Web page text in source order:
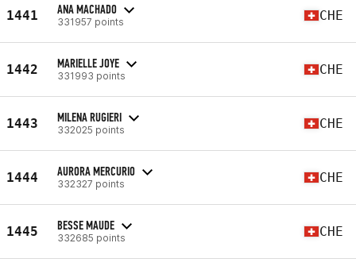
1441 ANA MACHADO
331957 points CHE
1442 MARIELLE JOYE
331993 points CHE
1443 MILENA RUGIERI
332025 points CHE
1444 AURORA MERCURIO
332327 points CHE
1445 BESSE MAUDE
332685 points CHE